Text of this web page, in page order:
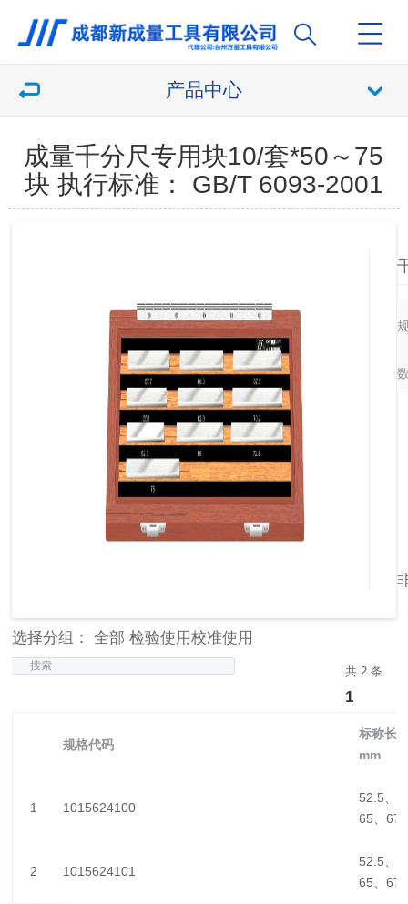
产品中心
成量千分尺专用块10/套*50～75
块 执行标准： GB/T 6093-2001
选择分组： 全部 检验使用校准使用
搜索 共 2 条
1
规格代码
标称长
mm
1 1015624100
52.5、
65、
2 1015624101
52.5、
65、